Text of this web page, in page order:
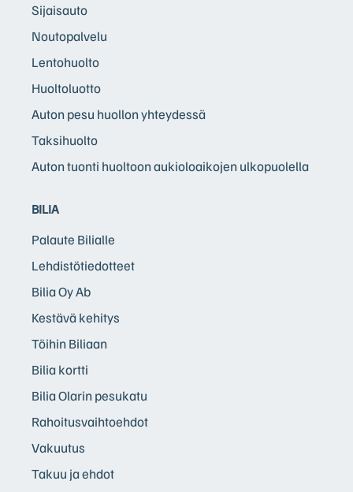
Sijaisauto
Noutopalvelu
Lentohuolto
Huoltoluotto
Auton pesu huollon yhteydessä
Taksihuolto
Auton tuonti huoltoon aukioloaikojen ulkopuolella
BILIA
Palaute Bilialle
Lehdistötiedotteet
Bilia Oy Ab
Kestävä kehitys
Töihin Biliaan
Bilia kortti
Bilia Olarin pesukatu
Rahoitusvaihtoehdot
Vakuutus
Takuu ja ehdot